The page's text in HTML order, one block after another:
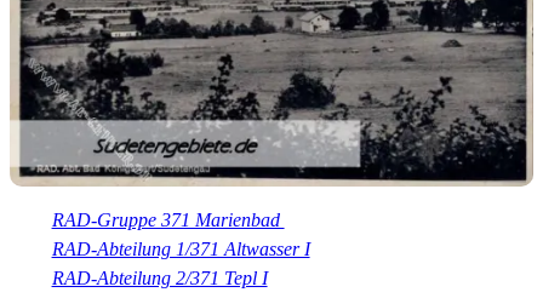
RAD-Gruppe 371 Marienbad
RAD-Abteilung 1/371 Altwasser I
RAD-Abteilung 2/371 Tepl I